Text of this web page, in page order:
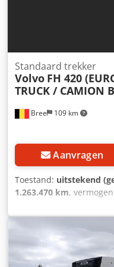
Bree 109 km
Standaard trekker
Volvo FH 420
TRUCK / CAMION
Aanvragen
Toestand: uitstekend
1.263.470 km,
,
bandenconditie:50 %,
, remmen:
bestuurderscabine:
automatisch
,